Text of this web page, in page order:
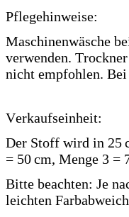
Pflegehinweise:
Maschinenwäsche
verwenden.
nicht empfohlen.
Verkaufseinheit:
Der Stoff wird in 25
= 50 cm, Menge 3 =
Bitte beachten: Je
leichten